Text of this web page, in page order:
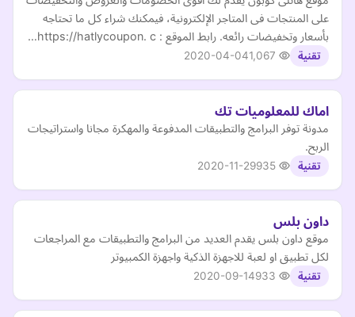
على المنتجات فى المتاجر الإلكترونية، فيمكنك شراء كل ما تحتاجه
بأسعار وتخفيضات رائعه. رابط الموقع : https://hatlycoupon. c…
تقنية 2020-04-04
اماك للمعلوميات تك
مدونة توفر البرامج والتطبيقات المدفوعة والمهكرة مجانا واستراتيجات
الربح.
تقنية 2020-11-29
داون بلس
موقع داون بلس يقدم العديد من البرامج والتطبيقات مع المراجعات
لكل تطبيق او لعبة للاجهزة الذكية واجهزة الكمبيوتر
تقنية 2020-09-14